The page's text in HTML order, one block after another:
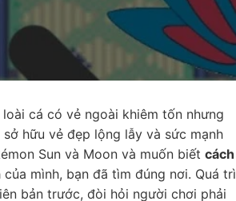
cá có vẻ ngoài khiêm tốn nhưng
hữu vẻ đẹp lộng lẫy và sức mạnh
Sun và Moon và muốn biết cách
mình, bạn đã tìm đúng nơi. Quá
bản trước, đòi hỏi người chơi phải